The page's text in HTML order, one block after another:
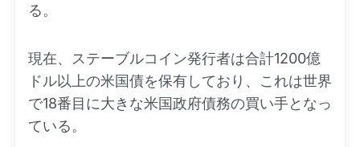
る。
現在、ステーブルコイン発行者は合計1200億
ドル以上の米国債を保有しており、これは世界
で18番目に大きな米国政府債務の買い手となっ
ている。